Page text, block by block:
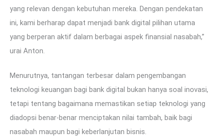
yang relevan dengan kebutuhan mereka. Dengan pendekatan
ini, kami berharap dapat menjadi bank digital pilihan utama
yang berperan aktif dalam berbagai aspek finansial nasabah,”
urai Anton.
Menurutnya, tantangan terbesar dalam pengembangan
teknologi keuangan bagi bank digital bukan hanya soal inovasi,
tetapi tentang bagaimana memastikan setiap teknologi yang
diadopsi benar-benar menciptakan nilai tambah, baik bagi
nasabah maupun bagi keberlanjutan bisnis.